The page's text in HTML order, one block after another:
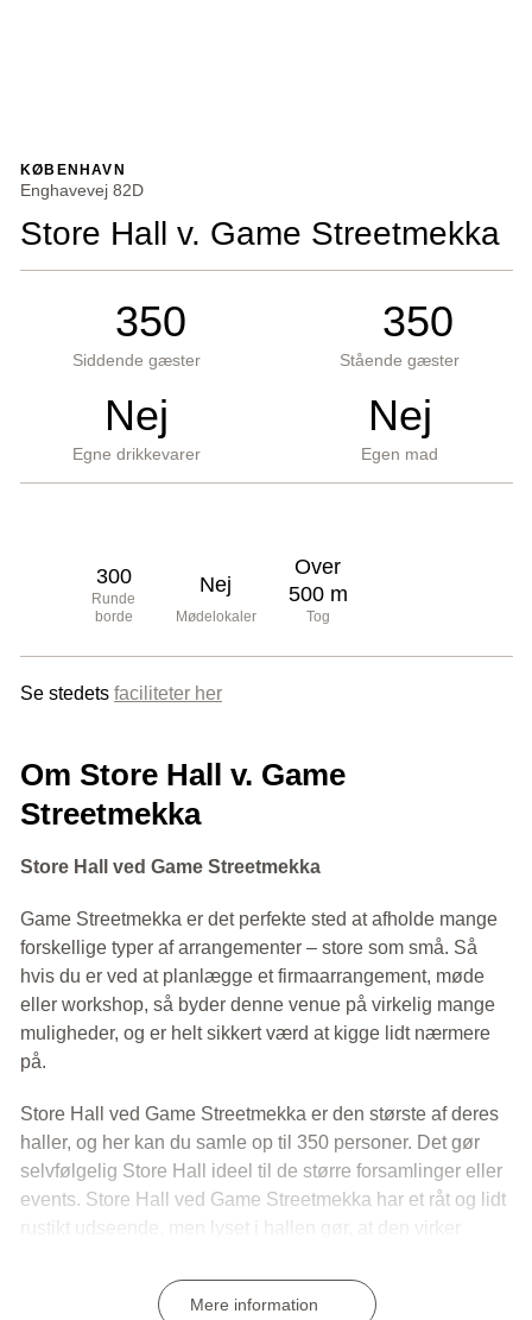
Enghavevej 82D
KØBENHAVN
Store Hall v. Game Streetmekka
350
Siddende gæster
350
Stående gæster
Nej
Egne drikkevarer
Nej
Egen mad
300
Runde
borde
Nej
Mødelokaler
Over
500 m
Tog
Se stedets faciliteter her
Om Store Hall v. Game
Streetmekka
Store Hall ved Game Streetmekka
Game Streetmekka er det perfekte sted at afholde mange
forskellige typer af arrangementer – store som små. Så
hvis du er ved at planlægge et firmaarrangement, møde
eller workshop, så byder denne venue på virkelig mange
muligheder, og er helt sikkert værd at kigge lidt nærmere
på.
Store Hall ved Game Streetmekka er den største af deres
haller, og her kan du samle op til 350 personer. Det gør
selvfølgelig Store Hall ideel til de større forsamlinger eller
events. Store Hall ved Game Streetmekka har et råt og lidt
rustikt udseende, men lyset i hallen gør, at den virker
sted, hvis du skal afholde en større konference, et event
med god plads eller måske en stor middag, hvor der skal
Mere information